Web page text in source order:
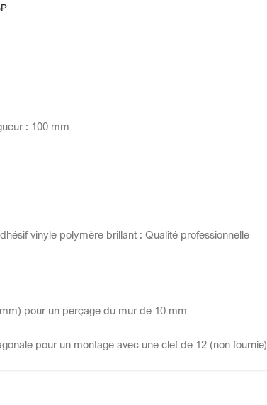
: 100 mm
vinyle polymère brillant : Qualité professionnelle
pour un perçage du mur de 10 mm
pour un montage avec une clef de 12 (non fournie)